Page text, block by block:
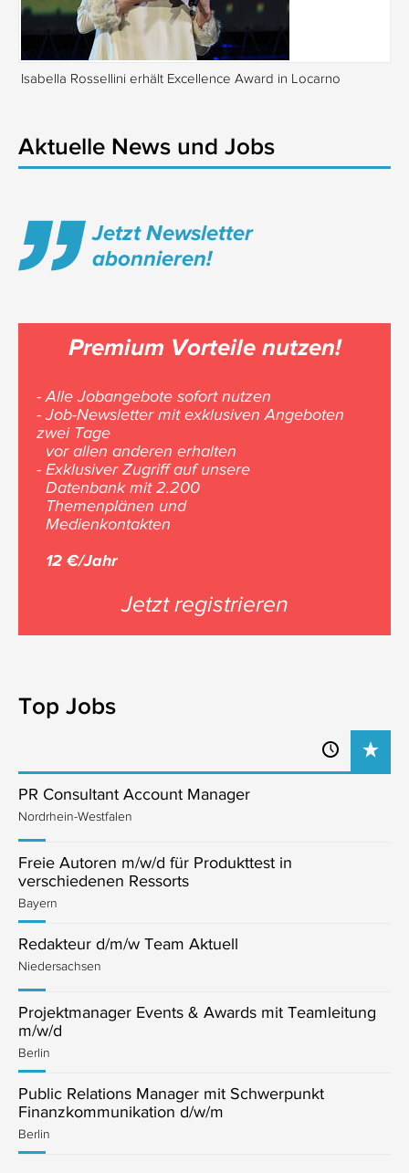
Isabella Rossellini erhält Excellence Award in Locarno
Aktuelle News und Jobs
Jetzt Newsletter
abonnieren!
Premium Vorteile nutzen!
- Alle Jobangebote sofort nutzen
- Job-Newsletter mit exklusiven Angeboten
zwei Tage
vor allen anderen erhalten
- Exklusiver Zugriff auf unsere
Datenbank mit 2.200
Themenplänen und
Medienkontakten
12 €/Jahr
Jetzt registrieren
Top Jobs
PR Consultant Account Manager
Nordrhein-Westfalen
Freie Autoren m/w/d für Produkttest in
verschiedenen Ressorts
Bayern
Redakteur d/m/w Team Aktuell
Niedersachsen
Projektmanager Events & Awards mit Teamleitung
m/w/d
Berlin
Public Relations Manager mit Schwerpunkt
Finanzkommunikation d/w/m
Berlin